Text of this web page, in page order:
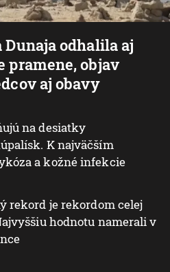
odhalila aj
pramene, objav
aj obavy
na desiatky
K najväčším
a kožné infekcie
rekord je rekordom celej
hodnotu namerali v